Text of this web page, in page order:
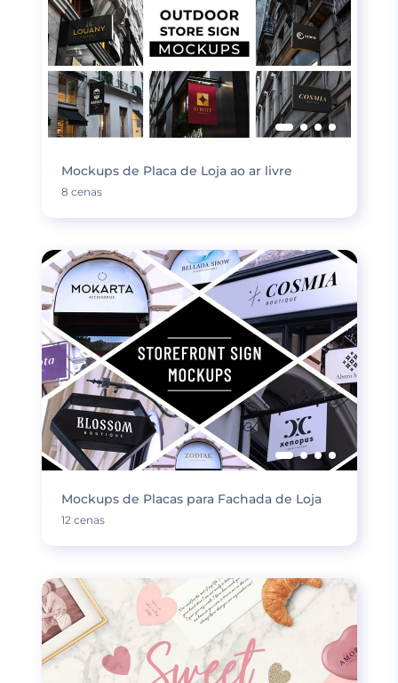
Mockups de Placa de Loja ao ar livre
8 cenas
Mockups de Placas para Fachada de Loja
12 cenas